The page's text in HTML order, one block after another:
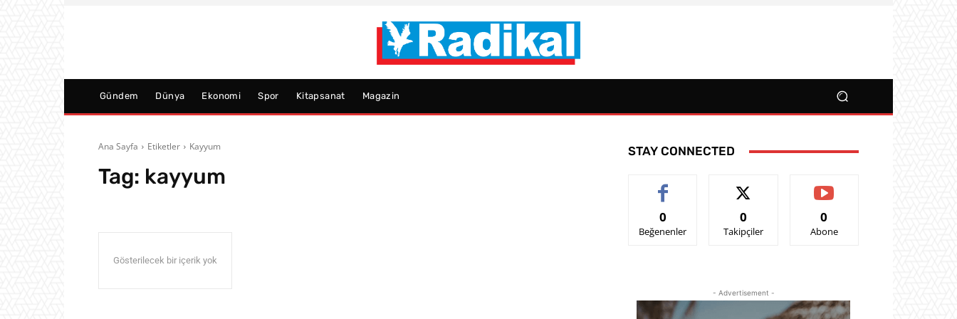
Gündem Dünya Ekonomi Spor Kitapsanat Magazin
Ana Sayfa Etiketler Kayyum
Tag: kayyum
Gösterilecek bir içerik yok
STAY CONNECTED
0
Beğenenler
0
Takipçiler
0
Abone
- Advertisement -